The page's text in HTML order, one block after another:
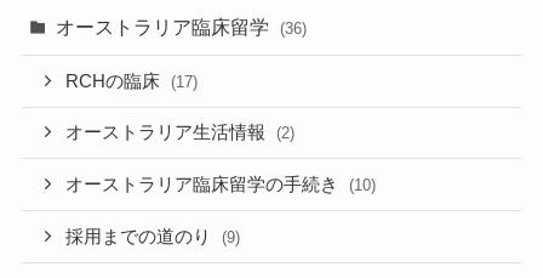
オーストラリア臨床留学 (36)
RCHの臨床 (17)
オーストラリア生活情報 (2)
オーストラリア臨床留学の手続き (10)
採用までの道のり (9)